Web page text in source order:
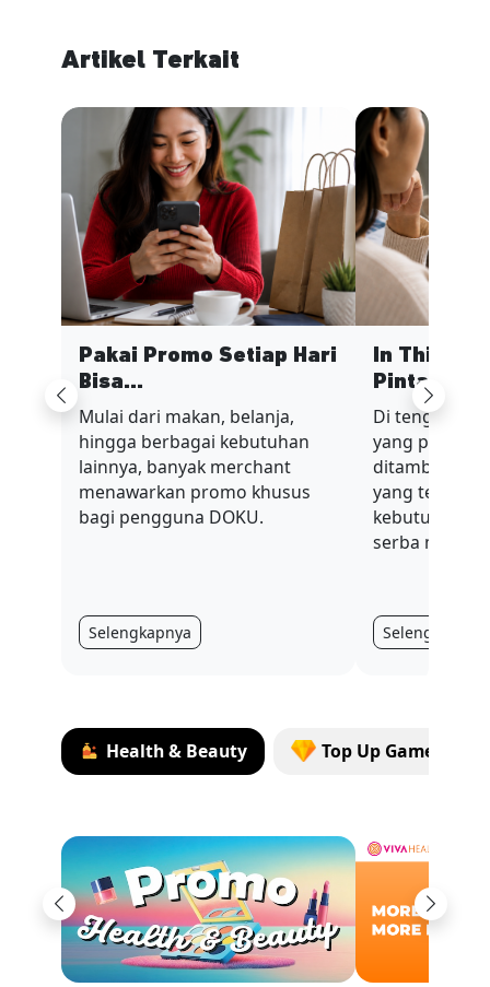
Artikel Terkait
Previous
Pakai Promo Setiap Hari
Bisa...
Mulai dari makan, belanja,
hingga berbagai kebutuhan
lainnya, banyak merchant
menawarkan promo khusus
bagi pengguna DOKU.
Selengkapnya
In This
Pinta...
Di tengah
yang penuh
ditambah
yang terus
kebutuhan
serba mahal.
Selengkapnya
Next
Health & Beauty Top Up Games
Previous Next